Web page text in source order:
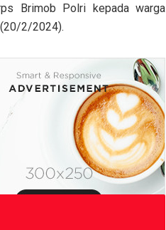
Brimob Polri kepada warga
(20/2/2024).